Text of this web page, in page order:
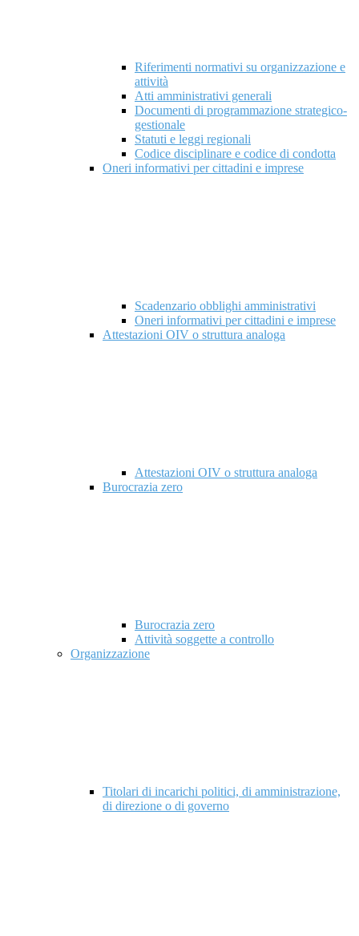
Riferimenti normativi su organizzazione e
attività
Atti amministrativi generali
Documenti di programmazione strategico-
gestionale
Statuti e leggi regionali
Codice disciplinare e codice di condotta
Oneri informativi per cittadini e imprese
Scadenzario obblighi amministrativi
Oneri informativi per cittadini e imprese
Attestazioni OIV o struttura analoga
Attestazioni OIV o struttura analoga
Burocrazia zero
Burocrazia zero
Attività soggette a controllo
Organizzazione
Titolari di incarichi politici, di amministrazione,
di direzione o di governo